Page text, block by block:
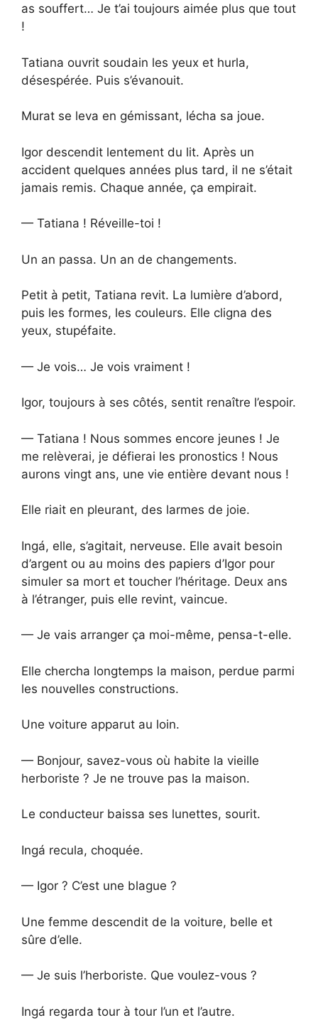
as souffert… Je t’ai toujours aimée plus que tout
!
Tatiana ouvrit soudain les yeux et hurla,
désespérée. Puis s’évanouit.
Murat se leva en gémissant, lécha sa joue.
Igor descendit lentement du lit. Après un
accident quelques années plus tard, il ne s’était
jamais remis. Chaque année, ça empirait.
— Tatiana ! Réveille-toi !
Un an passa. Un an de changements.
Petit à petit, Tatiana revit. La lumière d’abord,
puis les formes, les couleurs. Elle cligna des
yeux, stupéfaite.
— Je vois… Je vois vraiment !
Igor, toujours à ses côtés, sentit renaître l’espoir.
— Tatiana ! Nous sommes encore jeunes ! Je
me relèverai, je défierai les pronostics ! Nous
aurons vingt ans, une vie entière devant nous !
Elle riait en pleurant, des larmes de joie.
Ingá, elle, s’agitait, nerveuse. Elle avait besoin
d’argent ou au moins des papiers d’Igor pour
simuler sa mort et toucher l’héritage. Deux ans
à l’étranger, puis elle revint, vaincue.
— Je vais arranger ça moi-même, pensa-t-elle.
Elle chercha longtemps la maison, perdue parmi
les nouvelles constructions.
Une voiture apparut au loin.
— Bonjour, savez-vous où habite la vieille
herboriste ? Je ne trouve pas la maison.
Le conducteur baissa ses lunettes, sourit.
Ingá recula, choquée.
— Igor ? C’est une blague ?
Une femme descendit de la voiture, belle et
sûre d’elle.
— Je suis l’herboriste. Que voulez-vous ?
Ingá regarda tour à tour l’un et l’autre.